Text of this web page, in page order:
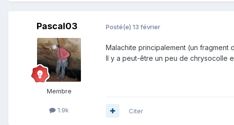
Pascal03
Membre
1.9k
Posté(e) 13 février
Malachite principalement (un
Il y a peut-être un peu de chrysocolle
Citer